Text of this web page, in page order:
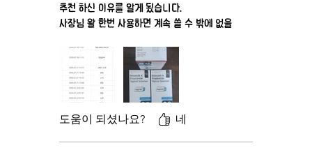
추천 하신 이유를 알게 됬습니다.
사장님 왈 한번 사용하면 계속 쓸 수 밖에 없을
진짜 안 쓸 수가 없는 제품 입니다.
바르기 편하고 끈적임 없고 2통째 쯤 쓰고 나니
모발이 두꺼워짐을 느낍니다.
최고 입니다. 탈모 약도 그대로 복용 중이고 바
니....
도움이 되셨나요? 네